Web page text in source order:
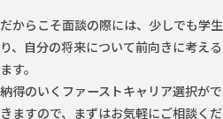
だからこそ面談の際には、少しでも学
り、自分の将来について前向きに考え
ます。
納得のいくファーストキャリア選択が
きますので、まずはお気軽にご相談くだ